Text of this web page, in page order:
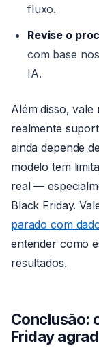
fluxo.
Revise o
com base
IA.
Além disso, vale
realmente
ainda depende
modelo tem
real —
Black Friday.
parado com
entender como
resultados.
Conclusão:
Friday